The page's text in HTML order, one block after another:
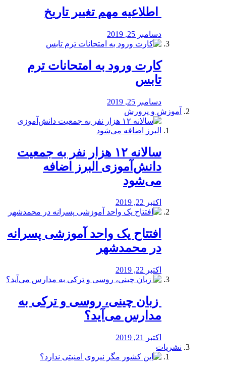
️ اطلاعیه مهم تغییر تاریخ
دسامبر 25, 2019
کارت ورود به امتحانات ترم
تابس
دسامبر 25, 2019
آموزش و پرورش
️سالانه ۱۲ هزار نفر به جمعیت
دانش‌آموزی البرز اضافه
می‌شود
اکتبر 22, 2019
افتتاح یک واحد آموزشی پسرانه
در محمدشهر
اکتبر 22, 2019
️ زبان چینی، روسی و ترکی به
مدارس می‌آید؟
اکتبر 21, 2019
نشریات